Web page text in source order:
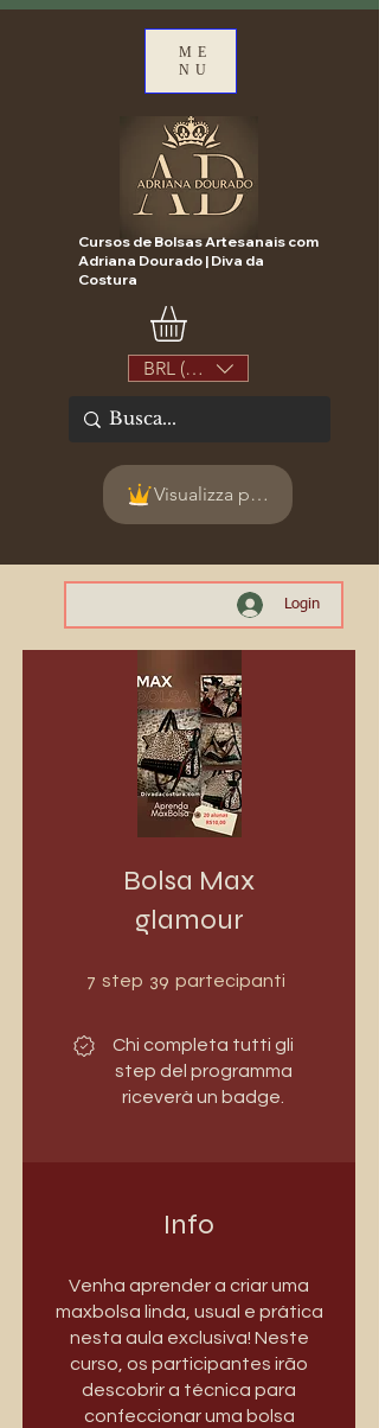
ME
NU
Cursos de Bolsas Artesanais com
Adriana Dourado | Diva da
Costura
BRL (R$)
Visualizza punti
Login
Bolsa Max
glamour
7 step 7 step
39 partecipanti
Chi completa tutti gli
step del programma
riceverà un badge.
Info
Venha aprender a criar uma
maxbolsa linda, usual e prática
nesta aula exclusiva! Neste
curso, os participantes irão
descobrir a técnica para
confeccionar uma bolsa